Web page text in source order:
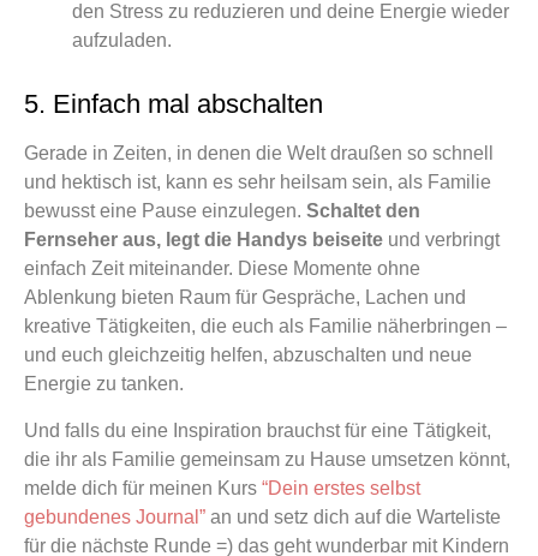
den Stress zu reduzieren und deine Energie wieder
aufzuladen.
5. Einfach mal abschalten
Gerade in Zeiten, in denen die Welt draußen so schnell
und hektisch ist, kann es sehr heilsam sein, als Familie
bewusst eine Pause einzulegen. Schaltet den
Fernseher aus, legt die Handys beiseite und verbringt
einfach Zeit miteinander. Diese Momente ohne
Ablenkung bieten Raum für Gespräche, Lachen und
kreative Tätigkeiten, die euch als Familie näherbringen –
und euch gleichzeitig helfen, abzuschalten und neue
Energie zu tanken.
Und falls du eine Inspiration brauchst für eine Tätigkeit,
die ihr als Familie gemeinsam zu Hause umsetzen könnt,
melde dich für meinen Kurs “Dein erstes selbst
gebundenes Journal” an und setz dich auf die Warteliste
für die nächste Runde =) das geht wunderbar mit Kindern